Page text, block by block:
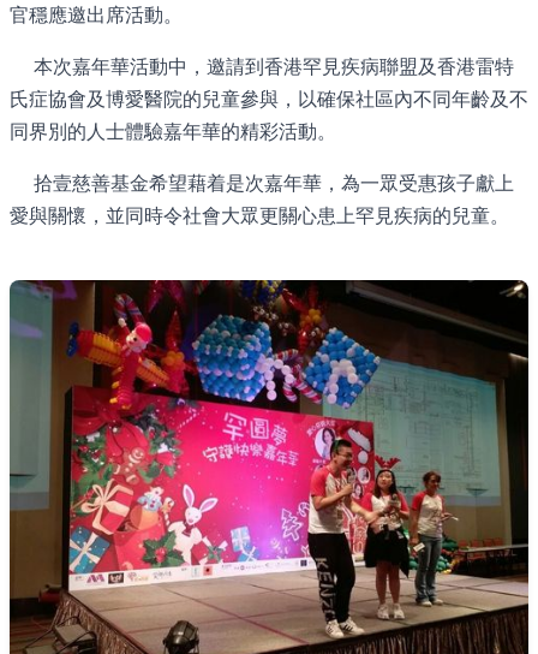
官穩應邀出席活動。
本次嘉年華活動中，邀請到香港罕見疾病聯盟及香港雷特
氏症協會及博愛醫院的兒童參與，以確保社區內不同年齡及不
同界別的人士體驗嘉年華的精彩活動。
拾壹慈善基金希望藉着是次嘉年華，為一眾受惠孩子獻上
愛與關懷，並同時令社會大眾更關心患上罕見疾病的兒童。